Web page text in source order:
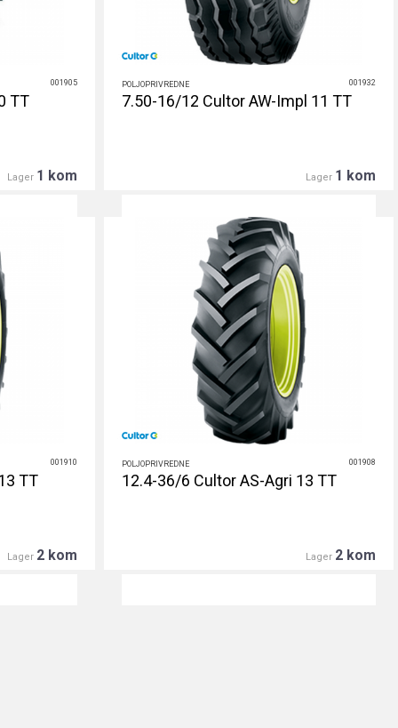
001905
TT
Lager 1 kom
POLJOPRIVREDNE 001932
7.50-16/12 Cultor AW-Impl 11 TT
Lager 1 kom
001910
TT
Lager 2 kom
POLJOPRIVREDNE 001908
12.4-36/6 Cultor AS-Agri 13 TT
Lager 2 kom